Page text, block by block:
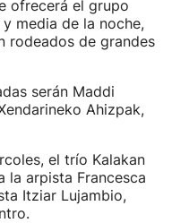
ofrecerá el grupo
media de la noche,
rodeados de grandes
serán Maddi
Ahizpak,
el trío Kalakan
la arpista Francesca
Itziar Lujambio,